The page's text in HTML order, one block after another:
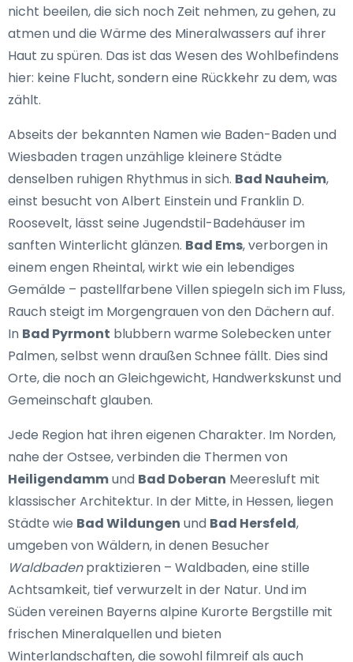
nicht beeilen, die sich noch Zeit nehmen, zu gehen, zu
atmen und die Wärme des Mineralwassers auf ihrer
Haut zu spüren. Das ist das Wesen des Wohlbefindens
hier: keine Flucht, sondern eine Rückkehr zu dem, was
zählt.
Abseits der bekannten Namen wie Baden-Baden und
Wiesbaden tragen unzählige kleinere Städte
denselben ruhigen Rhythmus in sich. Bad Nauheim,
einst besucht von Albert Einstein und Franklin D.
Roosevelt, lässt seine Jugendstil-Badehäuser im
sanften Winterlicht glänzen. Bad Ems, verborgen in
einem engen Rheintal, wirkt wie ein lebendiges
Gemälde – pastellfarbene Villen spiegeln sich im Fluss,
Rauch steigt im Morgengrauen von den Dächern auf.
In Bad Pyrmont blubbern warme Solebecken unter
Palmen, selbst wenn draußen Schnee fällt. Dies sind
Orte, die noch an Gleichgewicht, Handwerkskunst und
Gemeinschaft glauben.
Jede Region hat ihren eigenen Charakter. Im Norden,
nahe der Ostsee, verbinden die Thermen von
Heiligendammund Bad Doberan Meeresluft mit
klassischer Architektur. In der Mitte, in Hessen, liegen
Städte wie Bad Wildungen und Bad Hersfeld,
umgeben von Wäldern, in denen Besucher
Waldbadenpraktizieren – Waldbaden, eine stille
Achtsamkeit, tief verwurzelt in der Natur. Und im
Süden vereinen Bayerns alpine Kurorte Bergstille mit
frischen Mineralquellen und bieten
Winterlandschaften, die sowohl filmreif als auch